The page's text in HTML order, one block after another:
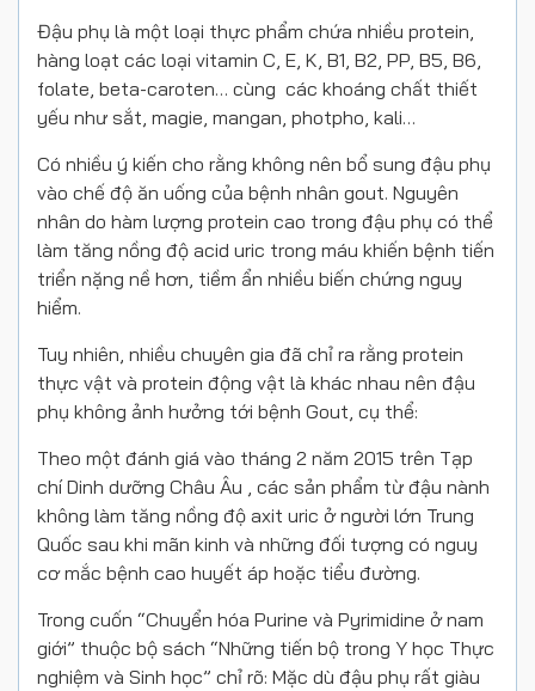
Đậu phụ là một loại thực phẩm chứa nhiều protein,
hàng loạt các loại vitamin C, E, K, B1, B2, PP, B5, B6,
folate, beta-caroten… cùng các khoáng chất thiết
yếu như sắt, magie, mangan, photpho, kali…
Có nhiều ý kiến cho rằng không nên bổ sung đậu phụ
vào chế độ ăn uống của bệnh nhân gout. Nguyên
nhân do hàm lượng protein cao trong đậu phụ có thể
làm tăng nồng độ acid uric trong máu khiến bệnh tiến
triển nặng nề hơn, tiềm ẩn nhiều biến chứng nguy
hiểm.
Tuy nhiên, nhiều chuyên gia đã chỉ ra rằng protein
thực vật và protein động vật là khác nhau nên đậu
phụ không ảnh hưởng tới bệnh Gout, cụ thể:
Theo một đánh giá vào tháng 2 năm 2015 trên Tạp
chí Dinh dưỡng Châu Âu , các sản phẩm từ đậu nành
không làm tăng nồng độ axit uric ở người lớn Trung
Quốc sau khi mãn kinh và những đối tượng có nguy
cơ mắc bệnh cao huyết áp hoặc tiểu đường.
Trong cuốn “Chuyển hóa Purine và Pyrimidine ở nam
giới” thuộc bộ sách “Những tiến bộ trong Y học Thực
nghiệm và Sinh học” chỉ rõ: Mặc dù đậu phụ rất giàu